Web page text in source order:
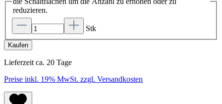
reduzieren.
Stk
Kaufen
Lieferzeit ca. 20 Tage
Preise inkl. 19% MwSt. zzgl. Versandkosten